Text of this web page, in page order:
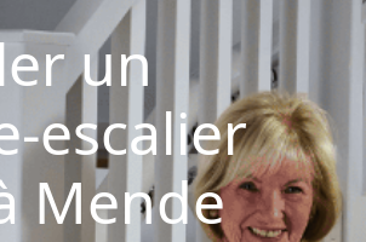
un
escalier
Mende